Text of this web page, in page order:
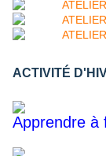
ACTIVITÉ
Apprendre à